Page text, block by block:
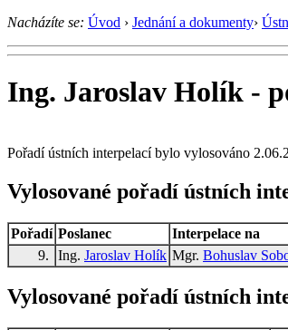
Nacházíte se: Úvod › Jednání a dokumenty›
Ing. Jaroslav Holík -
Pořadí ústních interpelací bylo vylosováno
Vylosované pořadí ústních
Pořadí Poslanec Interpelace na
9.
Ing. Jaroslav Holík Mgr. Bohuslav
Vylosované pořadí ústních